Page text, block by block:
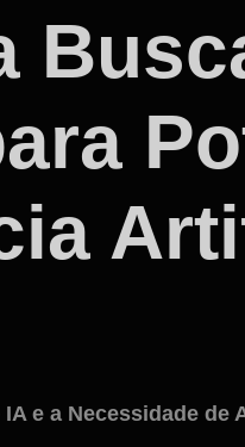
e a Necessidade de